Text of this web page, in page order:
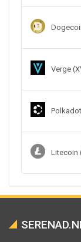
Verge
Litecoin